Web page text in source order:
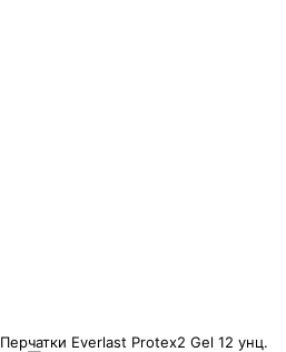
Перчатки Everlast Protex2 Gel 12 унц.